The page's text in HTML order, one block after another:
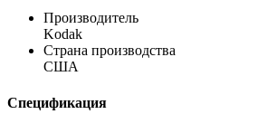
Производитель
Kodak
Страна производства
США
Спецификация